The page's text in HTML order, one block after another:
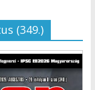
(349.)